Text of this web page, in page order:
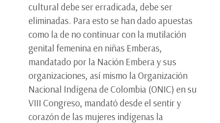
cultural debe ser erradicada, debe ser
eliminadas. Para esto se han dado apuestas
como la de no continuar con la mutilación
genital femenina en niñas Emberas,
mandatado por la Nación Embera y sus
organizaciones, así mismo la Organización
Nacional Indígena de Colombia (ONIC) en su
VIII Congreso, mandató desde el sentir y
corazón de las mujeres indígenas la